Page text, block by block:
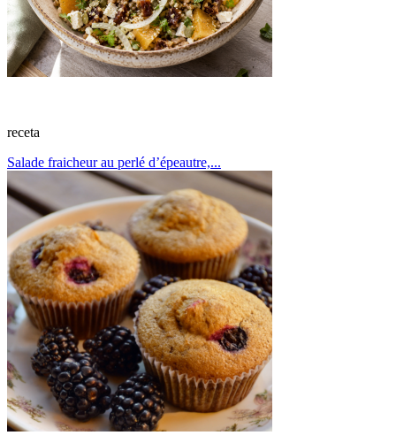
receta
Salade fraicheur au perlé d’épeautre,...